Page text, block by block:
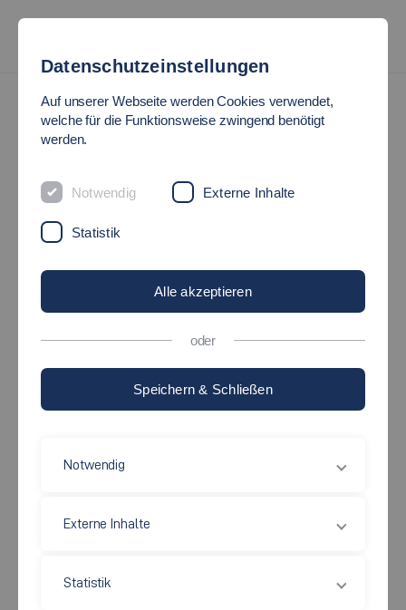
Maschinen und Systeme
Datenschutzeinstellungen
Auf unserer Webseite werden Cookies verwendet,
welche für die Funktionsweise zwingend benötigt
werden.
Notwendig Externe Inhalte
Statistik
Alle akzeptieren
oder
Speichern & Schließen
Notwendig
Externe Inhalte
Statistik